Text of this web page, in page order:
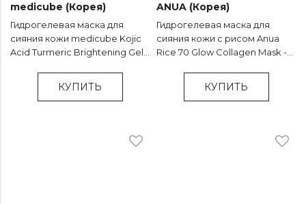
medicube (Корея)
Гидрогелевая маска для
сияния кожи medicube Kojic
Acid Turmeric Brightening Gel
КУПИТЬ
ANUA (Корея)
Гидрогелевая маска для
сияния кожи с рисом Anua
Rice 70 Glow Collagen Mask -
КУПИТЬ